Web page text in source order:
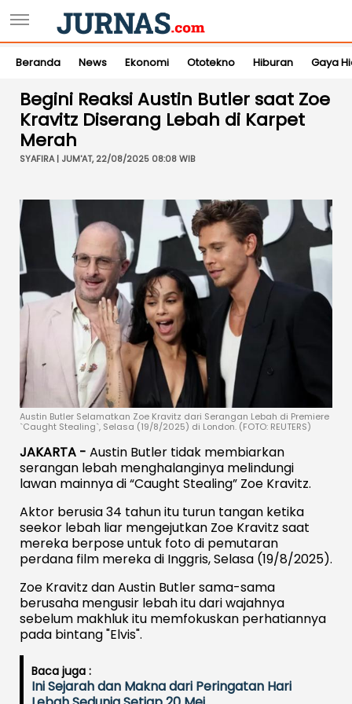
Beranda News Ekonomi Ototekno Hiburan Gaya
Begini Reaksi Austin Butler saat Zoe
Kravitz Diserang Lebah di Karpet
Merah
SYAFIRA | JUM'AT, 22/08/2025 08:08 WIB
Austin Butler Selamatkan Zoe Kravitz dari Serangan Lebah di Premiere
`Caught Stealing`, Selasa (19/8/2025) di London. (FOTO: REUTERS)
JAKARTA - Austin Butler tidak membiarkan
serangan lebah menghalanginya melindungi
lawan mainnya di “Caught Stealing” Zoe Kravitz.
Aktor berusia 34 tahun itu turun tangan ketika
seekor lebah liar mengejutkan Zoe Kravitz saat
mereka berpose untuk foto di pemutaran
perdana film mereka di Inggris, Selasa (19/8/2025).
Zoe Kravitz dan Austin Butler sama-sama
berusaha mengusir lebah itu dari wajahnya
sebelum makhluk itu memfokuskan perhatiannya
pada bintang "Elvis".
Baca juga :
Ini Sejarah dan Makna dari Peringatan Hari